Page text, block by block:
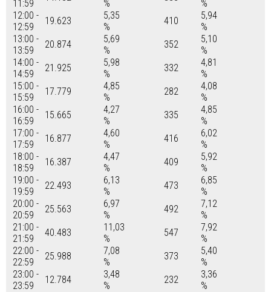
11:59
%
%
12:00 -
12:59
19.623
5,35
%
410
5,94
%
13:00 -
13:59
20.874
5,69
%
352
5,10
%
14:00 -
14:59
21.925
5,98
%
332
4,81
%
15:00 -
15:59
17.779
4,85
%
282
4,08
%
16:00 -
16:59
15.665
4,27
%
335
4,85
%
17:00 -
17:59
16.877
4,60
%
416
6,02
%
18:00 -
18:59
16.387
4,47
%
409
5,92
%
19:00 -
19:59
22.493
6,13
%
473
6,85
%
20:00 -
20:59
25.563
6,97
%
492
7,12
%
21:00 -
21:59
40.483
11,03
%
547
7,92
%
22:00 -
22:59
25.988
7,08
%
373
5,40
%
23:00 -
23:59
12.784
3,48
%
232
3,36
%